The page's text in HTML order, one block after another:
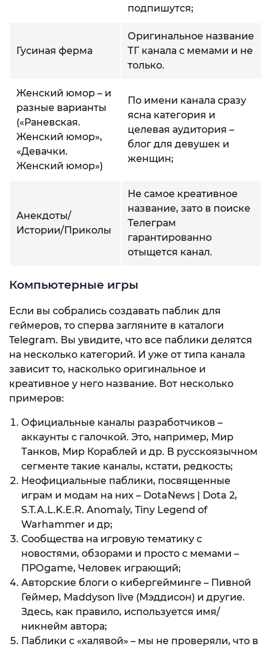
подпишутся;
Гусиная ферма
Оригинальное название
ТГ канала с мемами и не
только.
Женский юмор – и
разные варианты
(«Раневская.
Женский юмор»,
«Девачки.
Женский юмор»)
По имени канала сразу
ясна категория и
целевая аудитория –
блог для девушек и
женщин;
Анекдоты/
Истории/Приколы
Не самое креативное
название, зато в поиске
Телеграм
гарантированно
отыщется канал.
Компьютерные игры
Если вы собрались создавать паблик для
геймеров, то сперва загляните в каталоги
Telegram. Вы увидите, что все паблики делятся
на несколько категорий. И уже от типа канала
зависит то, насколько оригинальное и
креативное у него название. Вот несколько
примеров:
Официальные каналы разработчиков –
аккаунты с галочкой. Это, например, Мир
Танков, Мир Кораблей и др. В русскоязычном
сегменте такие каналы, кстати, редкость;
Неофициальные паблики, посвященные
играм и модам на них – DotaNews | Dota 2,
S.T.A.L.K.E.R. Anomaly, Tiny Legend of
Warhammer и др;
Сообщества на игровую тематику с
новостями, обзорами и просто с мемами –
ПРОgame, Человек играющий;
Авторские блоги о кибергейминге – Пивной
Геймер, Maddyson live (Мэддисон) и другие.
Здесь, как правило, используется имя/
никнейм автора;
Паблики с «халявой» – мы не проверяли, что в